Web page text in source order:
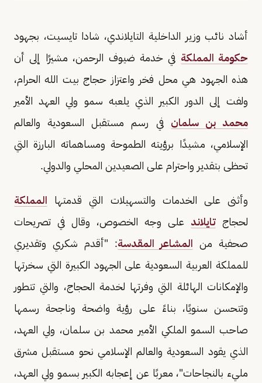
أشاد نائب وزير الداخلية التايلاندي، شادا تايسيت، بجهود
حكومة المملكة في خدمة ضيوف الرحمن، مشيرًا إلى أن
هذه الجهود هي محل فخر واعتزاز حجاج بيت الله الحرام،
ولفت إلى الدور الكبير الذي يلعبه سمو ولي العهد الأمير
محمد بن سلمان في رسم مستقبل السعودية والعالم
الإسلامي، مشيدًا برؤيته الطموحة ومساهماته البارزة التي
تحظى بتقدير واحترام على الصعيدين المحلي والدولي.
وأثنى على الخدمات والتسهيلات التي قدمتها المملكة
لحجاج تايلاند على وجه الخصوص، وقال في تصريحات
صحفية من المشاعر المقدسة: "أقدم شكري وتقديري
للمملكة العربية السعودية على الجهود الكبيرة التي سخرتها
والإمكانات الهائلة التي وفرتها لخدمة الحجاج، والتي تتطور
وتتحسن سنويًا، بناءً على رؤية واضحة وناجحة رسمها
صاحب السمو الملكي الأمير محمد بن سلمان، ولي العهد،
الذي يقود السعودية والعالم الإسلامي نحو مستقبل مشرق
مليء بالنجاحات"، معربًا عن إعجابه الكبير بسمو ولي العهد،